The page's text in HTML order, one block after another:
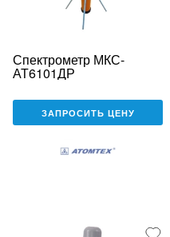
Спектрометр МКС-
АТ6101ДР
ЗАПРОСИТЬ ЦЕНУ